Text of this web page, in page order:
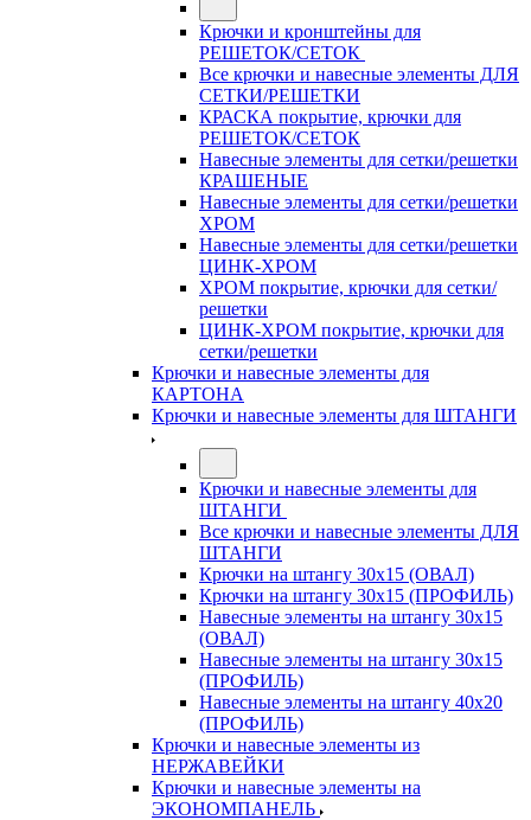
Крючки и кронштейны для
РЕШЕТОК/СЕТОК
Все крючки и навесные элементы ДЛЯ
СЕТКИ/РЕШЕТКИ
КРАСКА покрытие, крючки для
РЕШЕТОК/СЕТОК
Навесные элементы для сетки/решетки
КРАШЕНЫЕ
Навесные элементы для сетки/решетки
ХРОМ
Навесные элементы для сетки/решетки
ЦИНК-ХРОМ
ХРОМ покрытие, крючки для сетки/
решетки
ЦИНК-ХРОМ покрытие, крючки для
сетки/решетки
Крючки и навесные элементы для
КАРТОНА
Крючки и навесные элементы для ШТАНГИ
Крючки и навесные элементы для
ШТАНГИ
Все крючки и навесные элементы ДЛЯ
ШТАНГИ
Крючки на штангу 30х15 (ОВАЛ)
Крючки на штангу 30х15 (ПРОФИЛЬ)
Навесные элементы на штангу 30х15
(ОВАЛ)
Навесные элементы на штангу 30х15
(ПРОФИЛЬ)
Навесные элементы на штангу 40х20
(ПРОФИЛЬ)
Крючки и навесные элементы из
НЕРЖАВЕЙКИ
Крючки и навесные элементы на
ЭКОНОМПАНЕЛЬ